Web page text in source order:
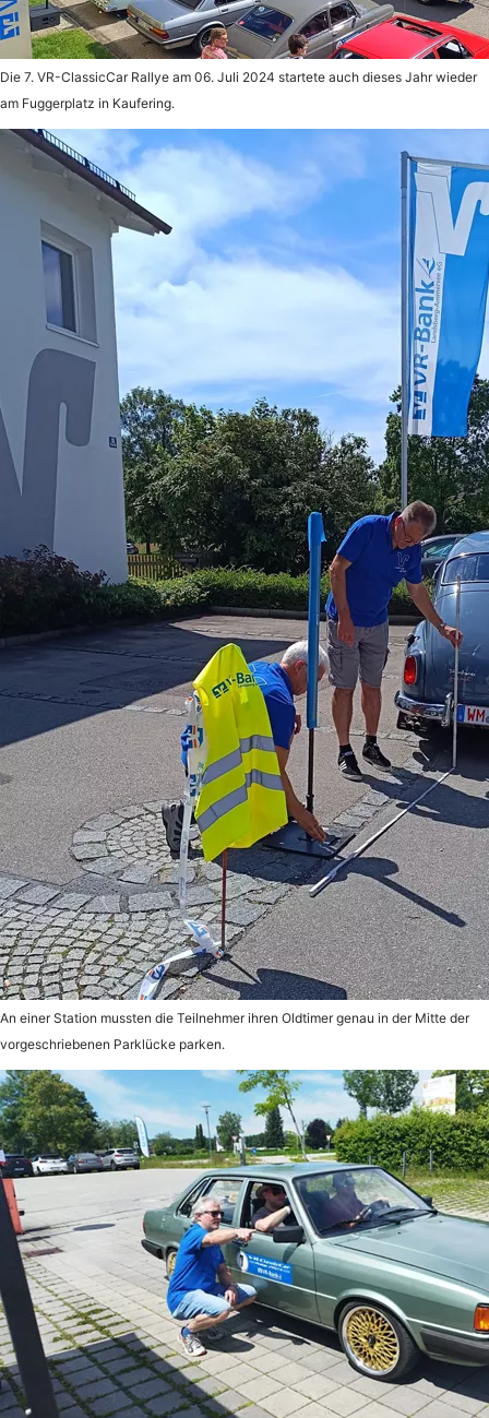
Die 7. VR-ClassicCar Rallye am 06. Juli 2024 startete auch dieses Jahr wieder
am Fuggerplatz in Kaufering.
An einer Station mussten die Teilnehmer ihren Oldtimer genau in der Mitte der
vorgeschriebenen Parklücke parken.